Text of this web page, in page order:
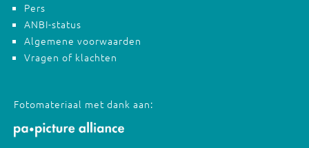
Pers
ANBI-status
Algemene voorwaarden
Vragen of klachten
Fotomateriaal met dank aan: